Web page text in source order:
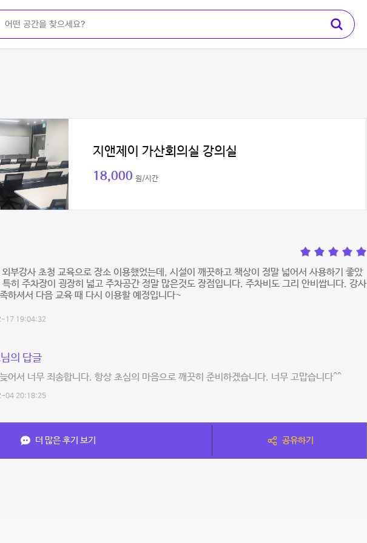
지앤제이 가산회의실 강의실
18,000 원/시간
부강사 초청 교육으로 장소 이용했었는데, 시설이 깨끗하고 책상이 정말 넓어서 사용하기 좋았
히 주차장이 굉장히 넓고 주차공간 정말 많은것도 장점입니다. 주차비도 그리 안비쌉니다. 강사
하셔서 다음 교육 때 다시 이용할 예정입니다~
17 19:04:32
의 답글
어서 너무 죄송합니다. 항상 초심의 마음으로 깨끗히 준비하겠습니다. 너무 고맙습니다^^
04 20:18:25
더 많은 후기 보기 공유하기